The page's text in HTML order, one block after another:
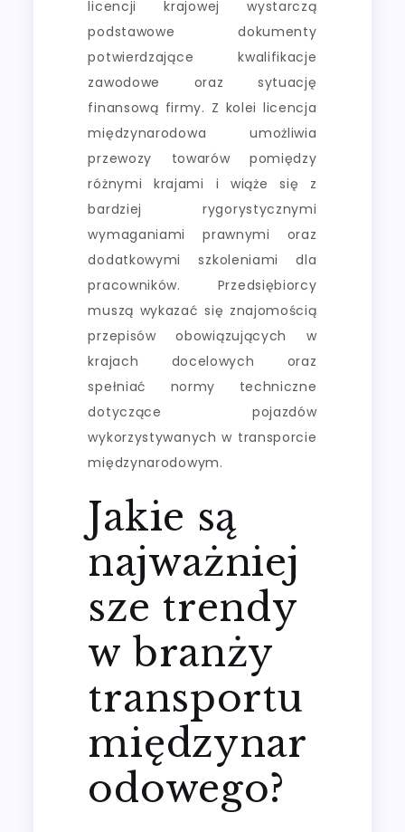
licencji krajowej wystarczą
podstawowe dokumenty
potwierdzające kwalifikacje
zawodowe oraz sytuację
finansową firmy. Z kolei licencja
międzynarodowa umożliwia
przewozy towarów pomiędzy
różnymi krajami i wiąże się z
bardziej rygorystycznymi
wymaganiami prawnymi oraz
dodatkowymi szkoleniami dla
pracowników. Przedsiębiorcy
muszą wykazać się znajomością
przepisów obowiązujących w
krajach docelowych oraz
spełniać normy techniczne
dotyczące pojazdów
wykorzystywanych w transporcie
międzynarodowym.
Jakie są
najważniej
sze trendy
w branży
transportu
międzynar
odowego?